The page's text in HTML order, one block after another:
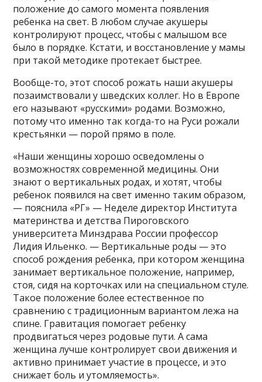
положение до самого момента появления
ребенка на свет. В любом случае акушеры
контролируют процесс, чтобы с малышом все
было в порядке. Кстати, и восстановление у мамы
при такой методике протекает быстрее.
Вообще-то, этот способ рожать наши акушеры
позаимствовали у шведских коллег. Но в Европе
его называют «русскими» родами. Возможно,
потому что именно так когда-то на Руси рожали
крестьянки — порой прямо в поле.
«Наши женщины хорошо осведомлены о
возможностях современной медицины. Они
знают о вертикальных родах, и хотят, чтобы
ребенок появился на свет именно таким образом,
— пояснила «РГ» — Неделе директор Института
материнства и детства Пироговского
университета Минздрава России профессор
Лидия Ильенко. — Вертикальные роды — это
способ рождения ребенка, при котором женщина
занимает вертикальное положение, например,
стоя, сидя на корточках или на специальном стуле.
Такое положение более естественное по
сравнению с традиционным вариантом лежа на
спине. Гравитация помогает ребенку
продвигаться через родовые пути. А сама
женщина лучше контролирует свои движения и
активно принимает участие в процессе, и это
снижает боль и утомляемость».